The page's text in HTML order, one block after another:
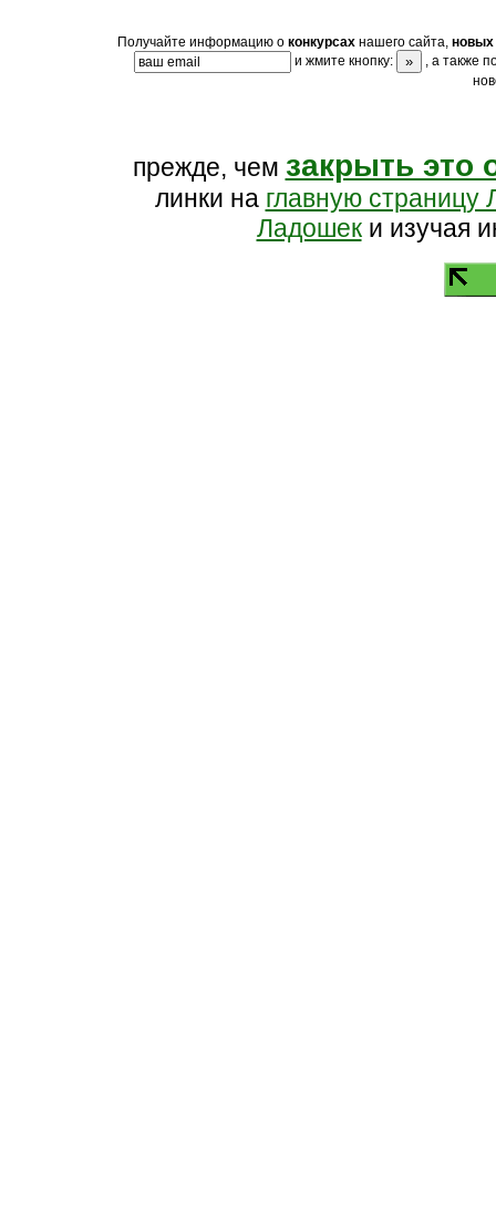
Получайте информацию о конкурсахнашего сайта, новых
и жмите кнопку:
, а также
прежде, чем закрыть это
линки на главную страницу
Ладошеки изучая